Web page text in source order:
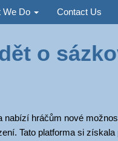
We Do Contact Us
o
hráčům nové
Tato platforma si